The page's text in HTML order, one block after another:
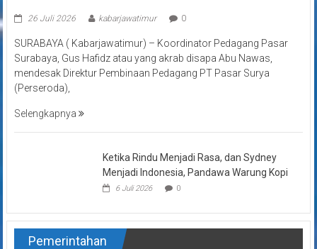
26 Juli 2026 kabarjawatimur 0
SURABAYA ( Kabarjawatimur) – Koordinator Pedagang Pasar
Surabaya, Gus Hafidz atau yang akrab disapa Abu Nawas,
mendesak Direktur Pembinaan Pedagang PT Pasar Surya
(Perseroda),
Selengkapnya
Ketika Rindu Menjadi Rasa, dan Sydney
Menjadi Indonesia, Pandawa Warung Kopi
6 Juli 2026 0
Pemerintahan